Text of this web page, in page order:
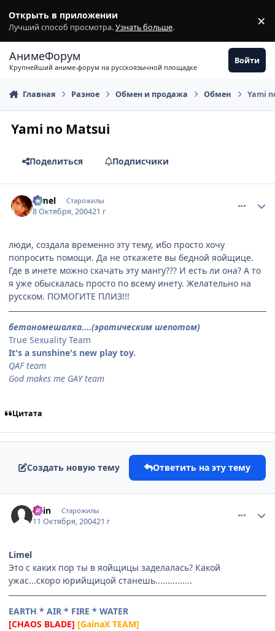
Открыть в приложении
Лучший способ просмотра.Узнать больше. ×
АнимеФорум
Крупнейший аниме-форум на русскоязычной площадке
Войти
Главная Разное Обмен и продажа Обмен Yami
Yami no Matsui
Поделиться Подписчики
Limel Старожилы
8 Октября, 200421 г
люди, создала временно эту тему, ибо просто хочу
попросить помощи. Да не откажете вы бедной яойщице.
Где в инете можно скачать эту мангу??? И есть ли она? А то
я уже обыскалась просто по всему инету. Желательно на
русском. ПОМОГИТЕ ПЛИЗ!!!
бетономешалка....(эротическим шепотом)
True Sexuality Team
It's a sunshine's new play toy.
QAF team
God makes me GAY team
Цитата
Создать новую тему Ответить на эту тему
Kain Старожилы
11 Октября, 200421 г
Limel
Это с каких пор ты в яойщицы заделалась? Какой
ужас...скоро юрийщицой станешь...............
EARTH * AIR * FIRE * WATER
[CHAOS BLADE] [GainaX TEAM]